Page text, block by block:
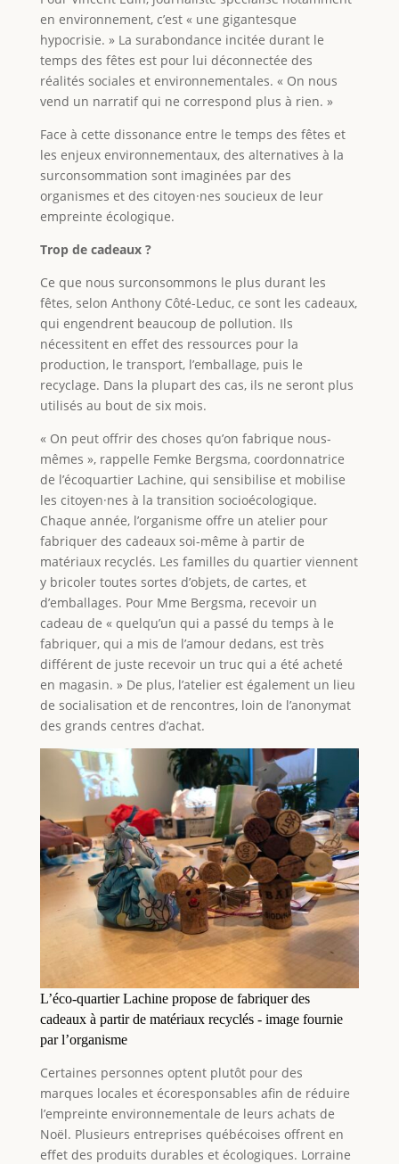
en environnement, c’est « une gigantesque
hypocrisie. » La surabondance incitée durant le
temps des fêtes est pour lui déconnectée des
réalités sociales et environnementales. « On nous
vend un narratif qui ne correspond plus à rien. »
Face à cette dissonance entre le temps des fêtes et
les enjeux environnementaux, des alternatives à la
surconsommation sont imaginées par des
organismes et des citoyen·nes soucieux de leur
empreinte écologique.
Trop de cadeaux ?
Ce que nous surconsommons le plus durant les
fêtes, selon Anthony Côté-Leduc, ce sont les cadeaux,
qui engendrent beaucoup de pollution. Ils
nécessitent en effet des ressources pour la
production, le transport, l’emballage, puis le
recyclage. Dans la plupart des cas, ils ne seront plus
utilisés au bout de six mois.
« On peut offrir des choses qu’on fabrique nous-
mêmes », rappelle Femke Bergsma, coordonnatrice
de l’écoquartier Lachine, qui sensibilise et mobilise
les citoyen·nes à la transition socioécologique.
Chaque année, l’organisme offre un atelier pour
fabriquer des cadeaux soi-même à partir de
matériaux recyclés. Les familles du quartier viennent
y bricoler toutes sortes d’objets, de cartes, et
d’emballages. Pour Mme Bergsma, recevoir un
cadeau de « quelqu’un qui a passé du temps à le
fabriquer, qui a mis de l’amour dedans, est très
différent de juste recevoir un truc qui a été acheté
en magasin. » De plus, l’atelier est également un lieu
de socialisation et de rencontres, loin de l’anonymat
des grands centres d’achat.
L’éco-quartier Lachine propose de fabriquer des
cadeaux à partir de matériaux recyclés - image fournie
par l’organisme
Certaines personnes optent plutôt pour des
marques locales et écoresponsables afin de réduire
l’empreinte environnementale de leurs achats de
Noël. Plusieurs entreprises québécoises offrent en
effet des produits durables et écologiques. Lorraine